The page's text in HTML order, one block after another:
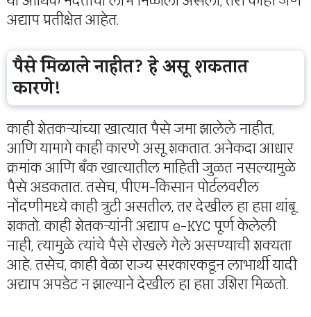
अद्याप प्रतीक्षेत आहेत.
पैसे मिळाले नाहीत? हे असू शकतात
कारणे!
काही शेतकऱ्यांच्या खात्यात पैसे जमा झालेले नाहीत,
आणि यामागे काही कारणे असू शकतात. अनेकदा आधार
क्रमांक आणि बँक खात्यातील माहिती जुळत नसल्यामुळे
पैसे अडकतात. तसेच, पीएम-किसान पोर्टलवरील
नोंदणीमध्ये काही त्रुटी असतील, तर देखील हा हप्ता थांबू
शकतो. काही शेतकऱ्यांनी अद्याप e-KYC पूर्ण केलेली
नाही, त्यामुळे त्यांचे पैसे रोखले गेले असण्याची शक्यता
आहे. तसेच, काही वेळा राज्य सरकारकडून लाभार्थी यादी
अद्याप अपडेट न झाल्याने देखील हा हप्ता उशिरा मिळतो.